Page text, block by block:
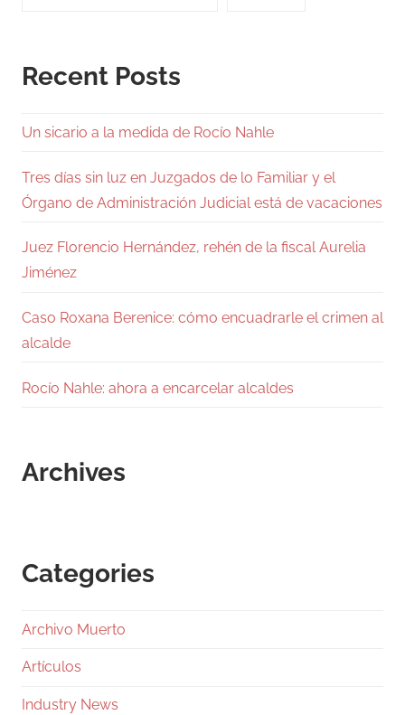
Recent Posts
Un sicario a la medida de Rocío Nahle
Tres días sin luz en Juzgados de lo Familiar y el
Órgano de Administración Judicial está de vacaciones
Juez Florencio Hernández, rehén de la fiscal Aurelia
Jiménez
Caso Roxana Berenice: cómo encuadrarle el crimen al
alcalde
Rocío Nahle: ahora a encarcelar alcaldes
Archives
Categories
Archivo Muerto
Artículos
Industry News